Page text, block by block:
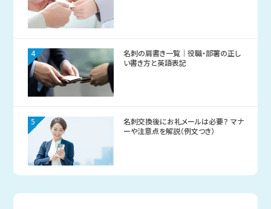
4
名刺の肩書き一覧｜役職・部署の正し
い書き方と英語表記
5
名刺交換後にお礼メールは必要？ マナ
ーや注意点を解説（例文つき）